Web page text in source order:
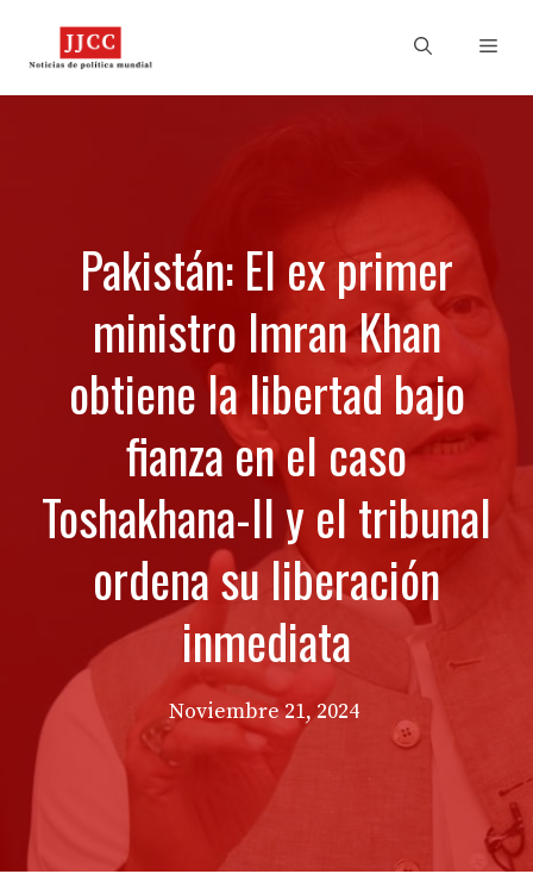
Pakistán: El ex primer
ministro Imran Khan
obtiene la libertad bajo
fianza en el caso
Toshakhana-II y el tribunal
ordena su liberación
inmediata
Noviembre 21, 2024